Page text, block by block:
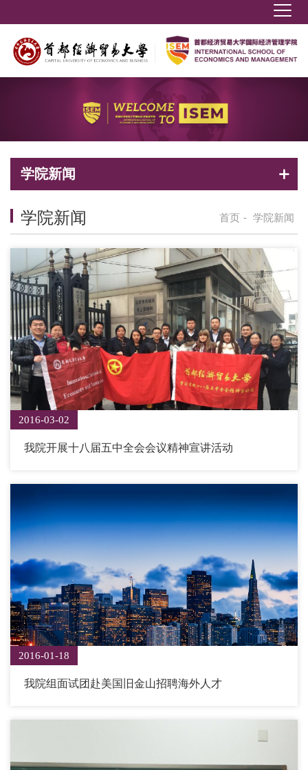
学院新闻
首页 - 学院新闻
学院新闻
2016-03-02
我院开展十八届五中全会会议精神宣讲活动
2016-01-18
我院组面试团赴美国旧金山招聘海外人才